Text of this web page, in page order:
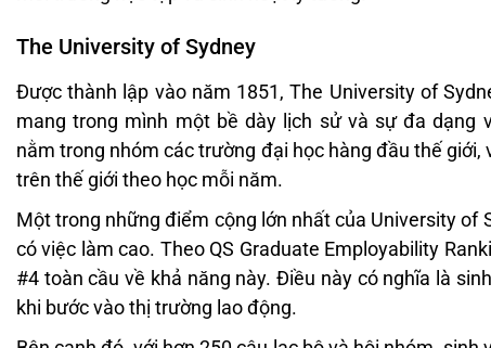
The University of Sydney
Được thành lập vào năm 1851, The University of
mang trong mình một bề dày lịch sử và sự đa dạng
nằm trong nhóm các trường đại học hàng đầu thế
trên thế giới theo học mỗi năm.
Một trong những điểm cộng lớn nhất của University of
có việc làm cao. Theo QS Graduate Employability
#4 toàn cầu về khả năng này. Điều này có nghĩa là
khi bước vào thị trường lao động.